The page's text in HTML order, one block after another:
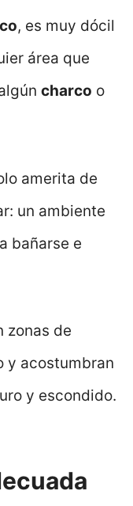
, es muy dócil
área que
charco o
amerita de
un ambiente
bañarse e
zonas de
y acostumbran
y escondido.